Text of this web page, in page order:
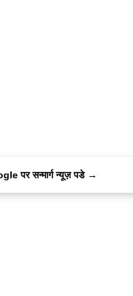
पर सन्मार्ग न्यूज़ पडे →